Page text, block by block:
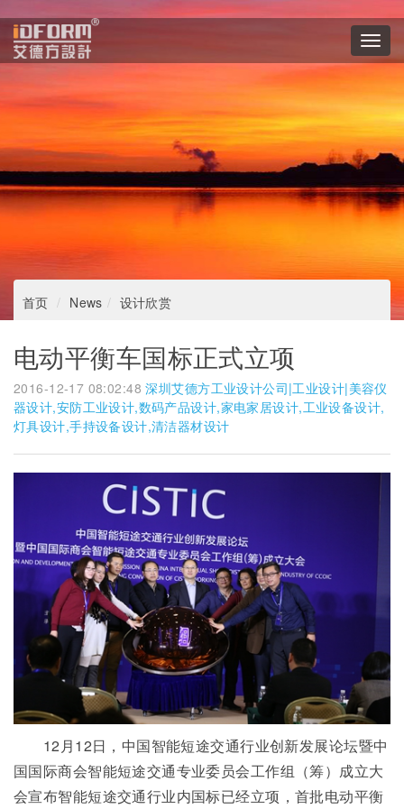
首页 News 设计欣赏
电动平衡车国标正式立项
2016-12-17 08:02:48 深圳艾德方工业设计公司|工业设计|美容仪
器设计,安防工业设计,数码产品设计,家电家居设计,工业设备设计,
灯具设计,手持设备设计,清洁器材设计
12月12日，中国智能短途交通行业创新发展论坛暨中
国国际商会智能短途交通专业委员会工作组（筹）成立大
会宣布智能短途交通行业内国标已经立项，首批电动平衡